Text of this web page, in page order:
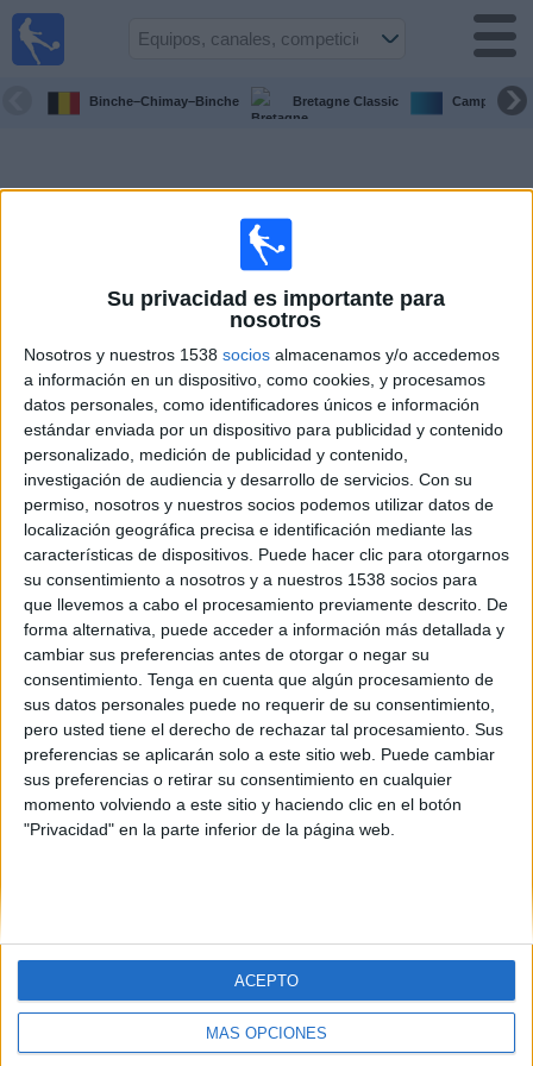
Su privacidad es importante para
nosotros
Nosotros y nuestros 1538 socios almacenamos y/o accedemos
a información en un dispositivo, como cookies, y procesamos
datos personales, como identificadores únicos e información
estándar enviada por un dispositivo para publicidad y contenido
personalizado, medición de publicidad y contenido,
investigación de audiencia y desarrollo de servicios. Con su
permiso, nosotros y nuestros socios podemos utilizar datos de
localización geográfica precisa e identificación mediante las
características de dispositivos. Puede hacer clic para otorgarnos
su consentimiento a nosotros y a nuestros 1538 socios para
que llevemos a cabo el procesamiento previamente descrito. De
forma alternativa, puede acceder a información más detallada y
cambiar sus preferencias antes de otorgar o negar su
consentimiento. Tenga en cuenta que algún procesamiento de
sus datos personales puede no requerir de su consentimiento,
pero usted tiene el derecho de rechazar tal procesamiento. Sus
preferencias se aplicarán solo a este sitio web. Puede cambiar
sus preferencias o retirar su consentimiento en cualquier
momento volviendo a este sitio y haciendo clic en el botón
"Privacidad" en la parte inferior de la página web.
MÁS OPCIONES
ACEPTO
Binche–Chimay–Binche Bretagne Classic
GP Montreal hoy en TV - Ciclismo hoy
Domingo, 13/09/2026
20:30 GP Montreal
UCI World Tour
HBO MAX
televisado por HBO MAX.
Cambiar a tu zona horaria Fútbol en la tele en
Guía de
Competiciones
Canales
TV
Otros
Deportes
Noticias
Widget